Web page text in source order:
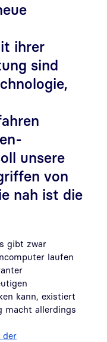
ihrer
sind
unsere
von
nah ist die
gibt zwar
laufen
kann, existiert
macht allerdings
der